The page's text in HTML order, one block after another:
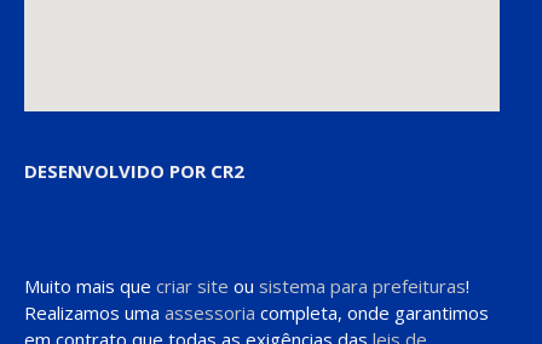
DESENVOLVIDO POR CR2
Muito mais que criar site ou sistema para prefeituras!
Realizamos uma assessoria completa, onde garantimos
em contrato que todas as exigências das leis de